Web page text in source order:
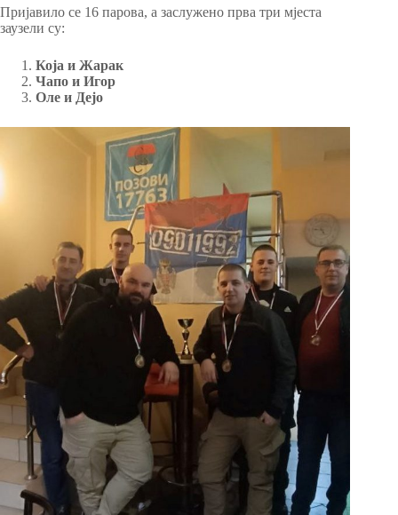
Пријавило се 16 парова, а заслужено прва три мјеста
заузели су:
Која и Жарак
Чапо и Игор
Оле и Дејо